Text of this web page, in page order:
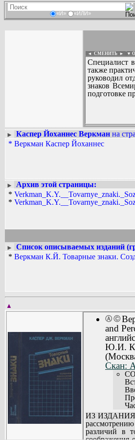
«И» «ИЛИ»
◄ СМЕНИТЬ ► ▼
Специалист
также
руководил
знаков
подготовке
Вадим
AAW,
► Каспер Йоханнес Веркман на
* Веркман Каспер Йоханнес
►
Архив этой страницы:
*
*
►
Список описываемых изданий
* Веркман К.Й. Товарные знаки.
▲
Ⓐ Ⓒ
and
Ю.И.
Скан:
ИЗ ИЗДАНИЯ:
различий в